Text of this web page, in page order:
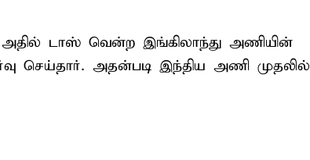
டாஸ் வென்ற இங்கிலாந்து அணியின்
செய்தார். அதன்படி இந்திய அணி முதலில்